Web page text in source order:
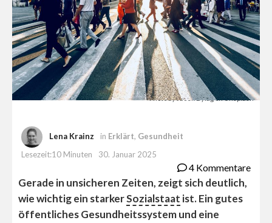
Photo by Jacek Dylag on Unsplash
Lena Krainz in Erklärt, Gesundheit
Lesezeit:10 Minuten
30. Januar 2025
4 Kommentare
Gerade in unsicheren Zeiten, zeigt sich deutlich,
wie wichtig ein starkerSozialstaat ist. Ein gutes
öffentliches Gesundheitssystem und eine